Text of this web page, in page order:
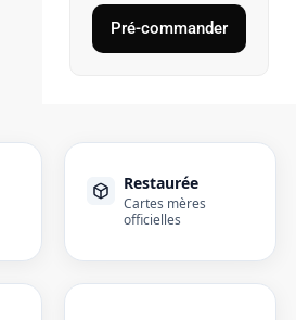
Pré-commander
Restaurée
Cartes mères
officielles